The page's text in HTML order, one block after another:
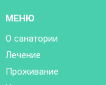
МЕНЮ
О санатории
Лечение
Проживание